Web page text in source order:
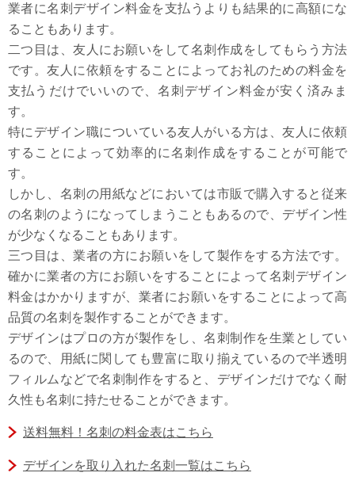
業者に名刺デザイン料金を支払うよりも結果的に高額にな
ることもあります。
二つ目は、友人にお願いをして名刺作成をしてもらう方法
です。友人に依頼をすることによってお礼のための料金を
支払うだけでいいので、名刺デザイン料金が安く済みま
す。
特にデザイン職についている友人がいる方は、友人に依頼
することによって効率的に名刺作成をすることが可能で
す。
しかし、名刺の用紙などにおいては市販で購入すると従来
の名刺のようになってしまうこともあるので、デザイン性
が少なくなることもあります。
三つ目は、業者の方にお願いをして製作をする方法です。
確かに業者の方にお願いをすることによって名刺デザイン
料金はかかりますが、業者にお願いをすることによって高
品質の名刺を製作することができます。
デザインはプロの方が製作をし、名刺制作を生業としてい
るので、用紙に関しても豊富に取り揃えているので半透明
フィルムなどで名刺制作をすると、デザインだけでなく耐
久性も名刺に持たせることができます。
送料無料！名刺の料金表はこちら
デザインを取り入れた名刺一覧はこちら